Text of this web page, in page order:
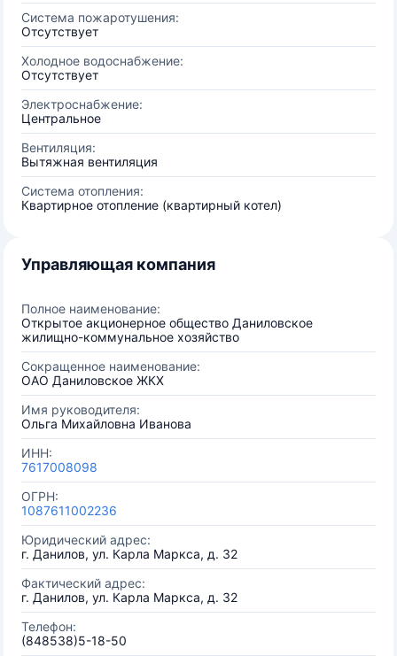
Система пожаротушения:
Отсутствует
Холодное водоснабжение:
Отсутствует
Электроснабжение:
Центральное
Вентиляция:
Вытяжная вентиляция
Система отопления:
Квартирное отопление (квартирный котел)
Управляющая компания
Полное наименование:
Открытое акционерное общество Даниловское
жилищно-коммунальное хозяйство
Сокращенное наименование:
ОАО Даниловское ЖКХ
Имя руководителя:
Ольга Михайловна Иванова
ИНН:
7617008098
ОГРН:
1087611002236
Юридический адрес:
г. Данилов, ул. Карла Маркса, д. 32
Фактический адрес:
г. Данилов, ул. Карла Маркса, д. 32
Телефон:
(848538)5-18-50